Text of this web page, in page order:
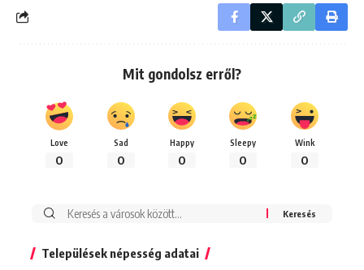
Mit gondolsz erről?
Love
0
Sad
0
Happy
0
Sleepy
0
Wink
0
Keresés:
Települések népesség adatai